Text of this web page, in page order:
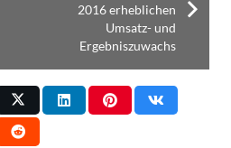
2016 erheblichen
Umsatz- und
Ergebniszuwachs